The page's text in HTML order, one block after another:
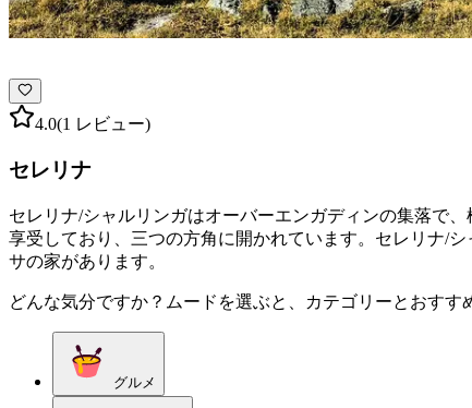
4.0(1 レビュー)
セレリナ
セレリナ/シャルリンガはオーバーエンガディンの集落で
享受しており、三つの方角に開かれています。セレリナ/
サの家があります。
どんな気分ですか？ムードを選ぶと、カテゴリーとおすす
グルメ